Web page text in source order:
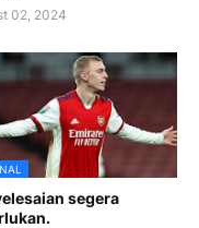
02, 2024
segera